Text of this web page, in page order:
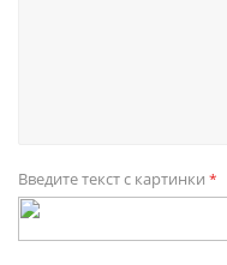
Введите текст с картинки *